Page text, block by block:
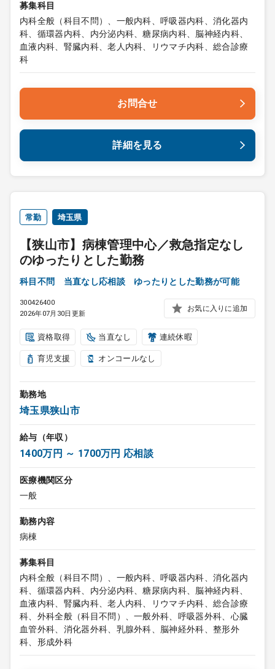
募集科目
内科全般（科目不問）、一般内科、呼吸器内科、消化器内
科、循環器内科、内分泌内科、糖尿病内科、脳神経内科、
血液内科、腎臓内科、老人内科、リウマチ内科、総合診療
科
お問合せ
詳細を見る
常勤 埼玉県
【狭山市】病棟管理中心／救急指定なし
のゆったりとした勤務
科目不問 当直なし応相談 ゆったりとした勤務が可能
300426400
2026年07月30日更新
お気に入りに追加
資格取得 当直なし 連続休暇
育児支援 オンコールなし
勤務地
埼玉県狭山市
給与（年収）
1400万円 ～ 1700万円 応相談
医療機関区分
一般
勤務内容
病棟
募集科目
内科全般（科目不問）、一般内科、呼吸器内科、消化器内
科、循環器内科、内分泌内科、糖尿病内科、脳神経内科、
血液内科、腎臓内科、老人内科、リウマチ内科、総合診療
科、外科全般（科目不問）、一般外科、呼吸器外科、心臓
血管外科、消化器外科、乳腺外科、脳神経外科、整形外
科、形成外科